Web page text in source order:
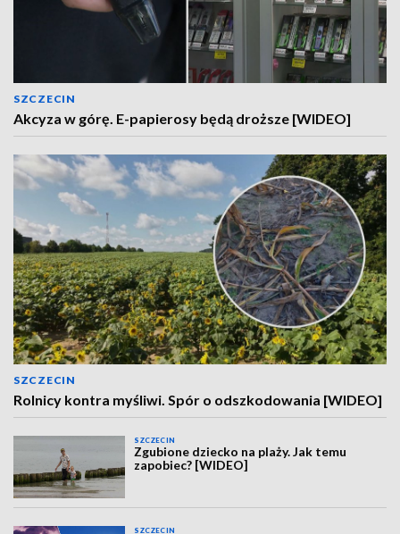
SZCZECIN
Akcyza w górę. E-papierosy będą droższe [WIDEO]
SZCZECIN
Rolnicy kontra myśliwi. Spór o odszkodowania [WIDEO]
SZCZECIN
Zgubione dziecko na plaży. Jak temu
zapobiec? [WIDEO]
SZCZECIN